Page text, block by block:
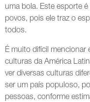
uma bola. Este esporte
povos, pois ele traz o
todos.
É muito difícil mencionar
culturas da América
ver diversas culturas
ser um país populoso,
pessoas, conforme